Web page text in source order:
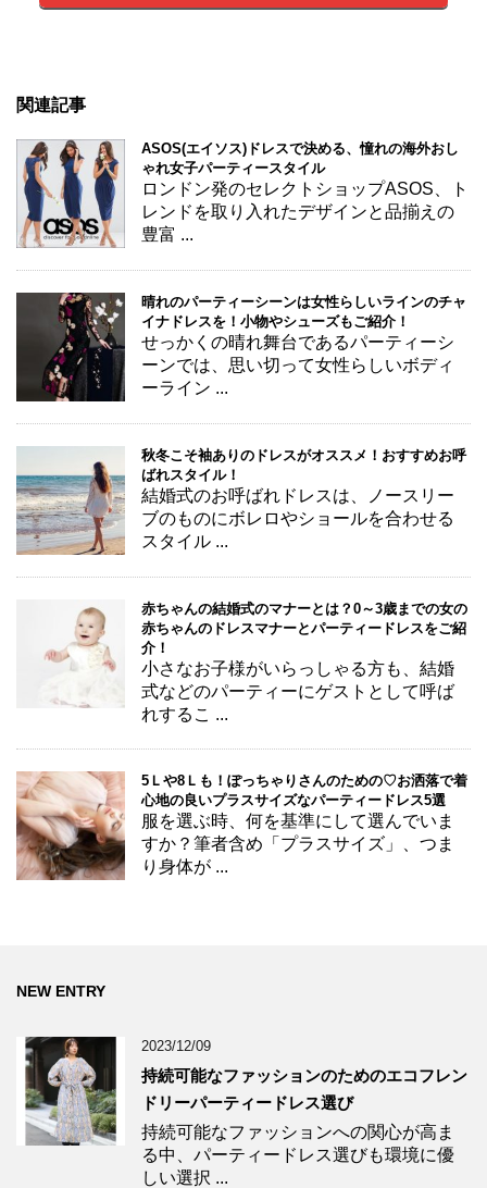
関連記事
ASOS(エイソス)ドレスで決める、憧れの海外おし
ゃれ女子パーティースタイル
ロンドン発のセレクトショップASOS、ト
レンドを取り入れたデザインと品揃えの
豊富 ...
晴れのパーティーシーンは女性らしいラインのチャ
イナドレスを！小物やシューズもご紹介！
せっかくの晴れ舞台であるパーティーシ
ーンでは、思い切って女性らしいボディ
ーライン ...
秋冬こそ袖ありのドレスがオススメ！おすすめお呼
ばれスタイル！
結婚式のお呼ばれドレスは、ノースリー
ブのものにボレロやショールを合わせる
スタイル ...
赤ちゃんの結婚式のマナーとは？0～3歳までの女の
赤ちゃんのドレスマナーとパーティードレスをご紹
介！
小さなお子様がいらっしゃる方も、結婚
式などのパーティーにゲストとして呼ば
れするこ ...
5Ｌや8Ｌも！ぽっちゃりさんのための♡お洒落で着
心地の良いプラスサイズなパーティードレス5選
服を選ぶ時、何を基準にして選んでいま
すか？筆者含め「プラスサイズ」、つま
り身体が ...
NEW ENTRY
2023/12/09
持続可能なファッションのためのエコフレン
ドリーパーティードレス選び
持続可能なファッションへの関心が高ま
る中、パーティードレス選びも環境に優
しい選択 ...